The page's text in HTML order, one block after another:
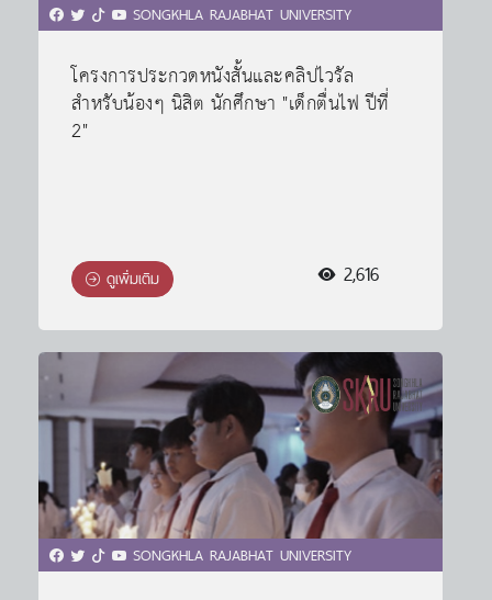
SONGKHLA RAJABHAT UNIVERSITY
โครงการประกวดหนังสั้นและคลิปไวรัล
สำหรับน้องๆ นิสิต นักศึกษา "เด็กตื่นไฟ ปีที่
2"
ดูเพิ่มเติม 2,616
SONGKHLA RAJABHAT UNIVERSITY